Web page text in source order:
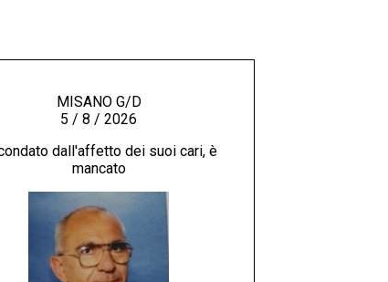
MISANO G/D
5 / 8 / 2026
dall'affetto dei suoi cari, è
mancato